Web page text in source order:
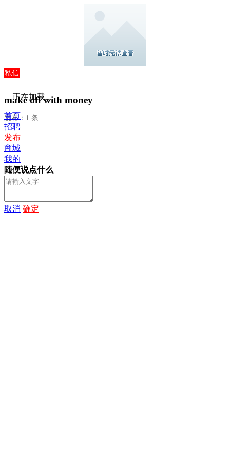
私信
make off with money
发布：1 条
正在加载...
首页
招聘
发布
商城
我的
随便说点什么
取消 确定